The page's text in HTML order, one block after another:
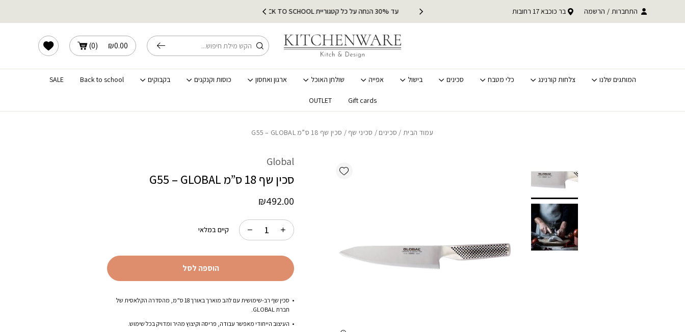
משלוחים מהירים לכל הארץ התחברות / הרשמה בר כוכבא 17 רחובות
חיפוש ₪0.00
(
0
)
המותגים שלנו צלחות קורנינג כלי מטבח סכינים בישול אפייה שולחן האוכל ארגון ואחסון כוסות וקנקנים בקבוקים Back to school
SALE
Gift cards
OUTLET
עמוד הבית/ סכינים / סכיני שף / סכין שף 18 ס”מ G55 – GLOBAL
Global
סכין שף 18 ס”מ G55 – GLOBAL
₪492.00
סכין שף רב-שימושית עם להב מוארך באורך 18 ס”מ, מהסדרה הקלאסית של
חברת GLOBAL.
העיצוב הייחודי מאפשר עבודה, פריסה וקיצוץ מהיר ומדויק בכל שימוש.
קיים במלאי
הוספה לסל
Add wishlist